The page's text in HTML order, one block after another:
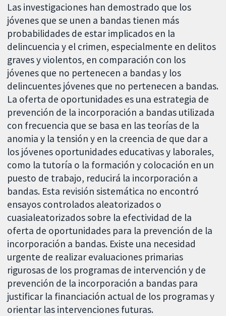
Las investigaciones han demostrado que los
jóvenes que se unen a bandas tienen más
probabilidades de estar implicados en la
delincuencia y el crimen, especialmente en delitos
graves y violentos, en comparación con los
jóvenes que no pertenecen a bandas y los
delincuentes jóvenes que no pertenecen a bandas.
La oferta de oportunidades es una estrategia de
prevención de la incorporación a bandas utilizada
con frecuencia que se basa en las teorías de la
anomia y la tensión y en la creencia de que dar a
los jóvenes oportunidades educativas y laborales,
como la tutoría o la formación y colocación en un
puesto de trabajo, reducirá la incorporación a
bandas. Esta revisión sistemática no encontró
ensayos controlados aleatorizados o
cuasialeatorizados sobre la efectividad de la
oferta de oportunidades para la prevención de la
incorporación a bandas. Existe una necesidad
urgente de realizar evaluaciones primarias
rigurosas de los programas de intervención y de
prevención de la incorporación a bandas para
justificar la financiación actual de los programas y
orientar las intervenciones futuras.